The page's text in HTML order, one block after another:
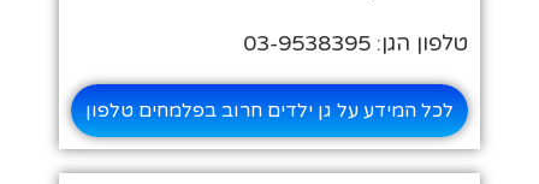
טלפון הגן: 03-9538395
לכל המידע על גן ילדים חרוב בפלמחים טלפון